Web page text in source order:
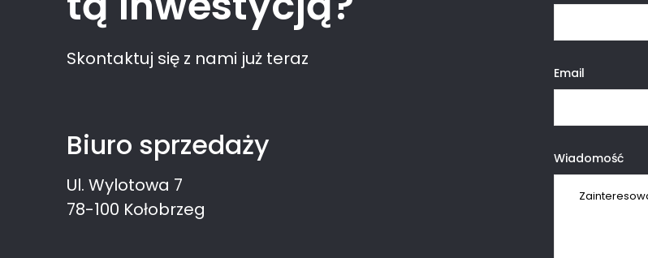
Skontaktuj się z nami już teraz
Biuro sprzedaży
Ul. Wylotowa 7
78-100 Kołobrzeg
Email
Wiadomość